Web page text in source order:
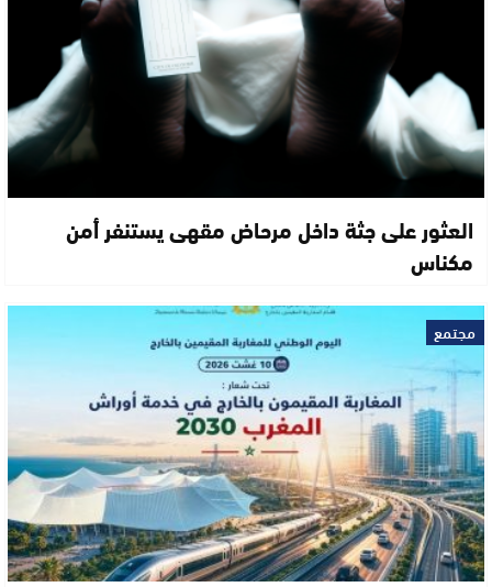
العثور على جثة داخل مرحاض مقهى يستنفر أمن
مكناس
مجتمع